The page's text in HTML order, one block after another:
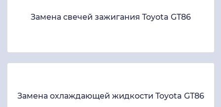
Замена свечей зажигания Toyota GT86
Замена охлаждающей жидкости Toyota GT86